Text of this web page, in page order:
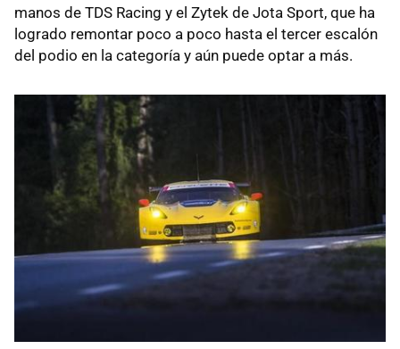
manos de TDS Racing y el Zytek de Jota Sport, que ha
logrado remontar poco a poco hasta el tercer escalón
del podio en la categoría y aún puede optar a más.